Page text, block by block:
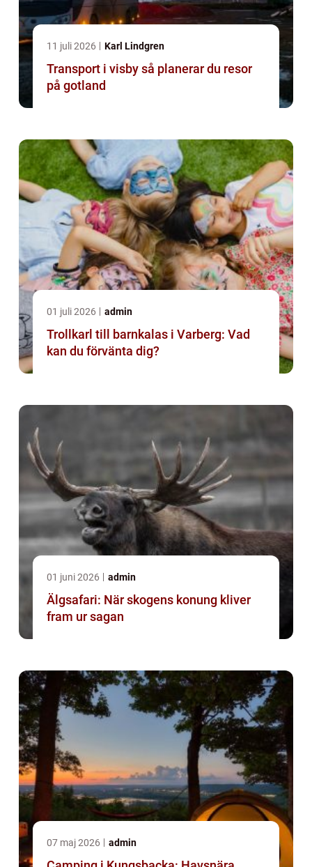
11 juli 2026 Karl Lindgren
Transport i visby så planerar du resor
på gotland
01 juli 2026 admin
Trollkarl till barnkalas i Varberg: Vad
kan du förvänta dig?
01 juni 2026 admin
Älgsafari: När skogens konung kliver
fram ur sagan
07 maj 2026 admin